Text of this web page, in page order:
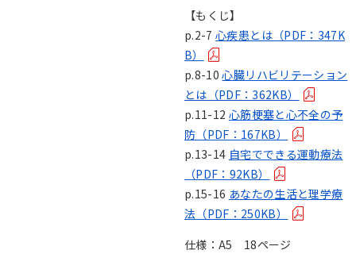
【もくじ】
p.2-7心疾患とは（PDF：347K
B）
p.8-10心臓リハビリテーション
とは（PDF：362KB）
p.11-12 心筋梗塞と心不全の予
防（PDF：167KB）
p.13-14 自宅でできる運動療法
（PDF：92KB）
p.15-16 あなたの生活と理学療
法（PDF：250KB）
仕様：A5 18ページ